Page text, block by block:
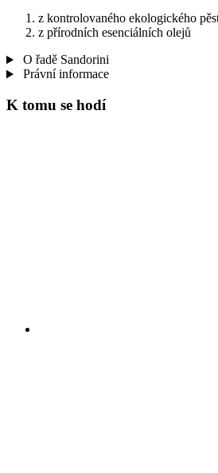
z kontrolovaného ekologického
z přírodních esenciálních olejů
O řadě Sandorini
Právní informace
K tomu se hodí